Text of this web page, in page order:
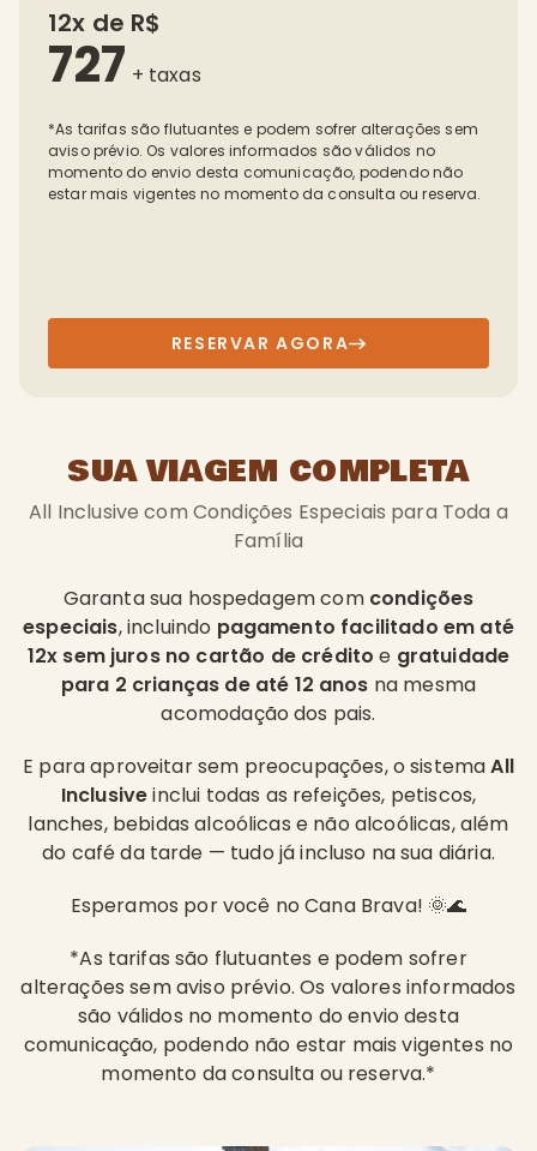
12x de R$
727 + taxas
*As tarifas são flutuantes e podem sofrer alterações sem
aviso prévio. Os valores informados são válidos no
momento do envio desta comunicação, podendo não
estar mais vigentes no momento da consulta ou reserva.
RESERVAR AGORA
SUA VIAGEM COMPLETA
All Inclusive com Condições Especiais para Toda a
Família
Garanta sua hospedagem com condições
especiais, incluindo pagamento facilitado em até
12x sem juros no cartão de crédito e gratuidade
para 2 crianças de até 12 anos na mesma
acomodação dos pais.
E para aproveitar sem preocupações, o sistemaAll
Inclusiveinclui todas as refeições, petiscos,
lanches, bebidas alcoólicas e não alcoólicas, além
do café da tarde — tudo já incluso na sua diária.
Esperamos por você no Cana Brava! 🌞🌊
*As tarifas são flutuantes e podem sofrer
alterações sem aviso prévio. Os valores informados
são válidos no momento do envio desta
comunicação, podendo não estar mais vigentes no
momento da consulta ou reserva.*